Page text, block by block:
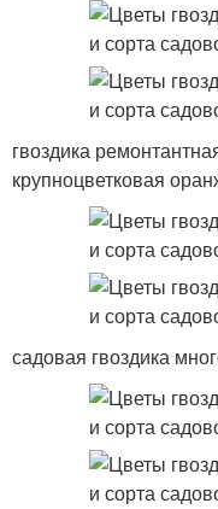
гвоздика
крупноцветковая
садовая гвоздика